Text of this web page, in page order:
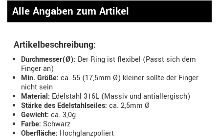
Alle Angaben zum Artikel
Artikelbeschreibung:
Durchmesser(Ø): Der Ring ist flexibel (Passt sich dem
Finger an)
Min. Größe: ca. 55 (17,5mm Ø) kleiner sollte der Finger
nicht sein
Material: Edelstahl 316L (Massiv und antiallergisch)
Stärke des Edelstahlseiles: ca. 2,5mm Ø
Gewicht: ca. 3,0g
Farbe: Schwarz
Oberfläche: Hochglanzpoliert